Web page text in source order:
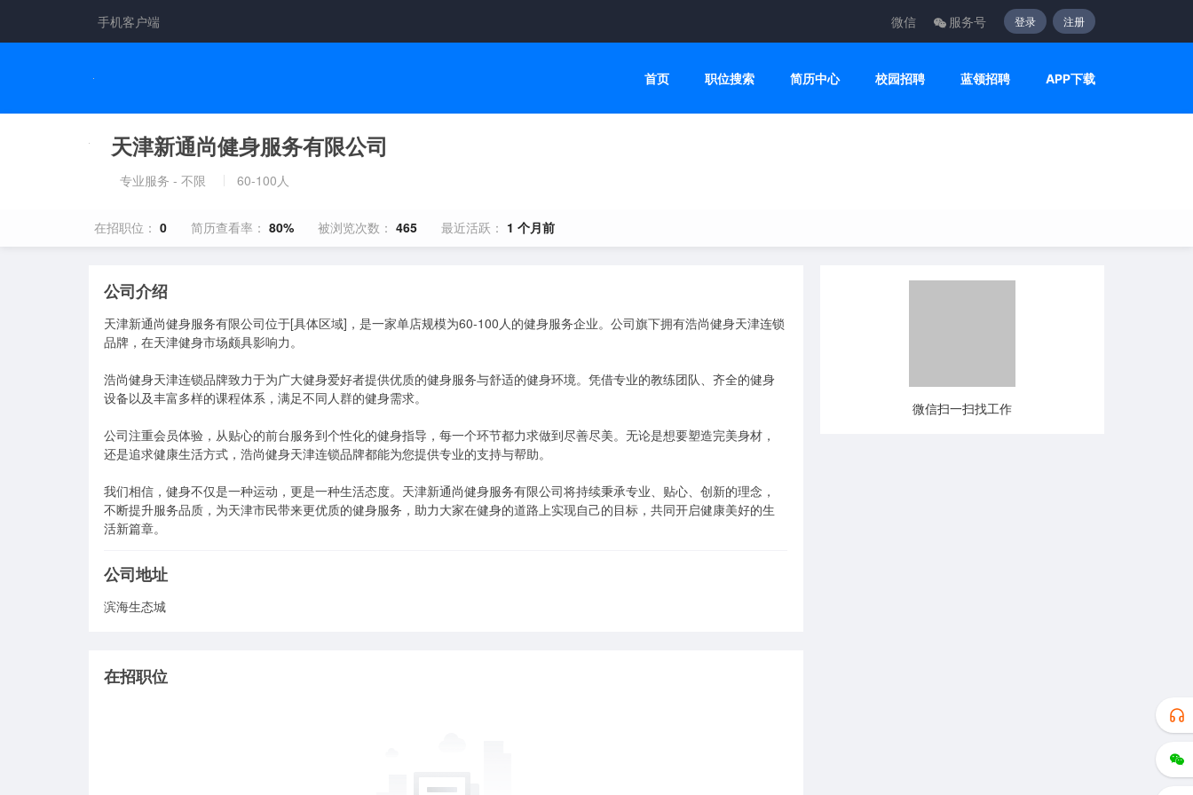
手机客户端 微信 服务号 登录 注册
首页 职位搜索 简历中心 校园招聘 蓝领招聘 APP下载
天津新通尚健身服务有限公司
专业服务 - 不限 60-100人
在招职位： 0 简历查看率： 80% 被浏览次数： 465 最近活跃： 1 个月前
公司介绍
天津新通尚健身服务有限公司位于[具体区域]，是一家单店规模为60-100人的健身服务企业。公司旗下拥有浩尚健身天津连锁
品牌，在天津健身市场颇具影响力。
浩尚健身天津连锁品牌致力于为广大健身爱好者提供优质的健身服务与舒适的健身环境。凭借专业的教练团队、齐全的健身
设备以及丰富多样的课程体系，满足不同人群的健身需求。
公司注重会员体验，从贴心的前台服务到个性化的健身指导，每一个环节都力求做到尽善尽美。无论是想要塑造完美身材，
还是追求健康生活方式，浩尚健身天津连锁品牌都能为您提供专业的支持与帮助。
我们相信，健身不仅是一种运动，更是一种生活态度。天津新通尚健身服务有限公司将持续秉承专业、贴心、创新的理念，
不断提升服务品质，为天津市民带来更优质的健身服务，助力大家在健身的道路上实现自己的目标，共同开启健康美好的生
活新篇章。
公司地址
滨海生态城
在招职位
微信扫一扫找工作